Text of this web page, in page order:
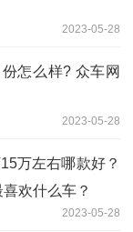
2023-05-28
怎么样? 众车网
2023-05-28
万左右哪款好？
欢什么车？
2023-05-28